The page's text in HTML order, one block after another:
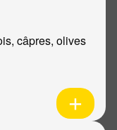
câpres, olives